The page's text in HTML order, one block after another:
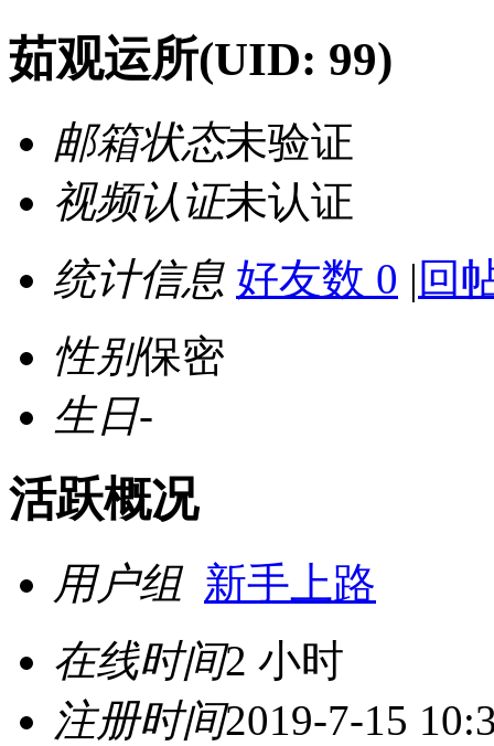
茹观运所(UID: 99)
邮箱状态未验证
视频认证未认证
统计信息 好友数 0 | 回
性别保密
生日-
活跃概况
用户组 新手上路
在线时间2 小时
注册时间2019-7-15